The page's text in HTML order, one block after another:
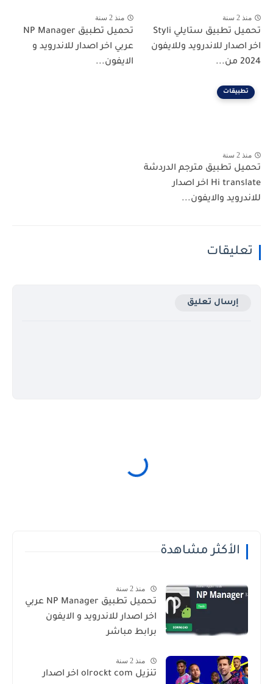
منذ 2 سنة
تحميل تطبيق ستايلي Styli
اخر اصدار للاندرويد وللايفون
2024 من...
منذ 2 سنة
تحميل تطبيق NP Manager
عربي اخر اصدار للاندرويد و
الايفون...
تطبيقات
منذ 2 سنة
تحميل تطبيق مترجم الدردشة
Hi translate اخر اصدار
للاندرويد والايفون...
تعليقات
إرسال تعليق
الأكثر مشاهدة
منذ 2 سنة
تحميل تطبيق NP Manager عربي
اخر اصدار للاندرويد و الايفون
برابط مباشر
منذ 2 سنة
تنزيل olrockt com اخر اصدار